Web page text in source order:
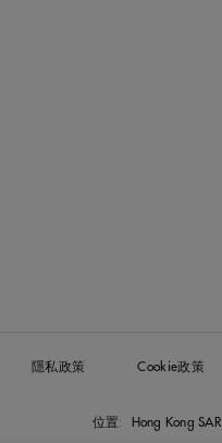
隱私政策 Cookie政策
位置: Hong Kong SAR